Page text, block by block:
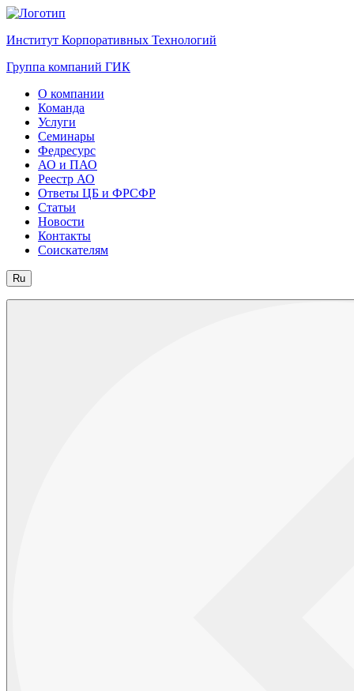
Институт Корпоративных Технологий
Группа компаний ГИК
О компании
Команда
Услуги
Семинары
Федресурс
АО и ПАО
Реестр АО
Ответы ЦБ и ФРСФР
Статьи
Новости
Контакты
Соискателям
Ru